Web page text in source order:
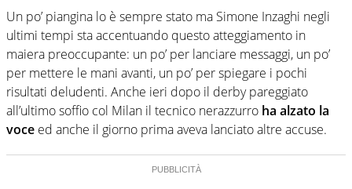
sportive e collaborato con agenzie e testate. Esperienza,
competenza, conoscenza e memoria storica. Si occupa
prevalentemente di calcio
Un po’ piangina lo è sempre stato ma Simone Inzaghi negli
ultimi tempi sta accentuando questo atteggiamento in
maiera preoccupante: un po’ per lanciare messaggi, un po’
per mettere le mani avanti, un po’ per spiegare i pochi
risultati deludenti. Anche ieri dopo il derby pareggiato
all’ultimo soffio col Milan il tecnico nerazzurro ha alzato la
voce ed anche il giorno prima aveva lanciato altre accuse.